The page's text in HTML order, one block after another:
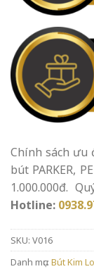
Chính sách ưu
bút PARKER,
1.000.000đ.
Hotline:
SKU: V016
Danh mục: Bút Kim